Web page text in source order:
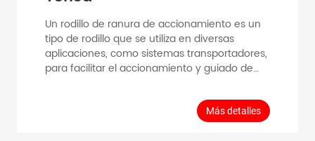
Un rodillo de ranura de accionamiento es un
tipo de rodillo que se utiliza en diversas
aplicaciones, como sistemas transportadores,
para facilitar el accionamiento y guiado de
presenta una ranura o pista en su superficie
que se alinea con la banda o cadena,
proporcionando un movimiento suave y
Más detalles